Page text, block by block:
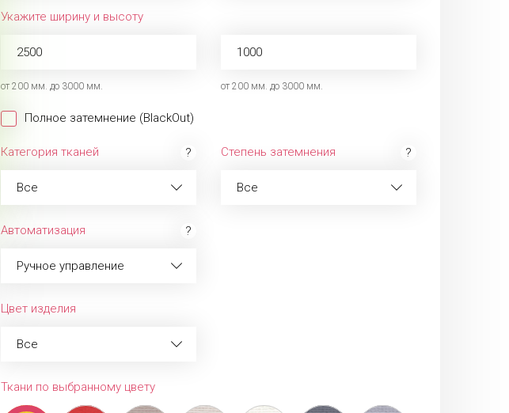
Укажите ширину и высоту
от 200 мм. до 3000 мм. от 200 мм. до 3000 мм.
Полное затемнение (BlackOut)
Категория тканей
Все
Степень затемнения
Все
Автоматизация
Ручное управление
Цвет изделия
Все
Ткани по выбранному цвету